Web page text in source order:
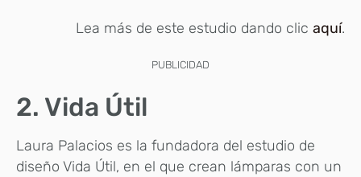
Lea más de este estudio dando clic aquí.
PUBLICIDAD
2. Vida Útil
Laura Palacios es la fundadora del estudio de
diseño Vida Útil, en el que crean lámparas con un